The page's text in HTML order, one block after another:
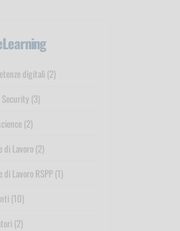
digitali (2)
(3)
(2)
di Lavoro (2)
di Lavoro RSPP (1)
(10)
(2)